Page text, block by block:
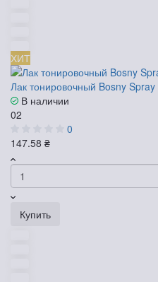
ХИТ
Лак тонировочный Bosny
В наличии
02
0
147.58 ₴
Купить